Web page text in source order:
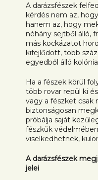
A darázsfészek
kérdés nem az,
hanem az, hogy
néhány sejtből álló,
más kockázatot
kifejlődött, több
egyedből álló
Ha a fészek körül
több rovar repül ki
vagy a fészket csak
biztonságosan
próbálja saját
fészkük
viselkedhetnek,
A darázsfészek
jelei